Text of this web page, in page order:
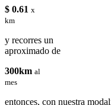
$ 0.61 x
km
y recorres un
aproximado de
300km al
mes
entonces, con nuestra